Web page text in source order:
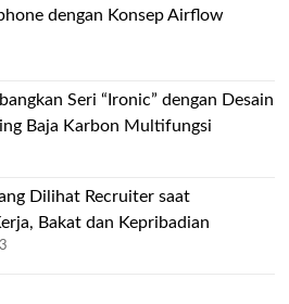
dengan Konsep Airflow
Seri “Ironic” dengan Desain
Baja Karbon Multifungsi
Dilihat Recruiter saat
Bakat dan Kepribadian